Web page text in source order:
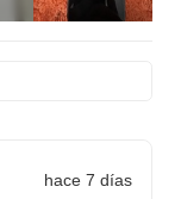
hace 7 días